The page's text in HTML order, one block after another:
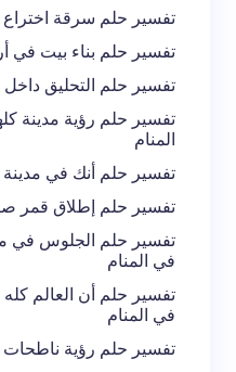
تفسير حلم سرقة
تفسير حلم بناء بيت في
تفسير حلم التحليق داخل
تفسير حلم رؤية مدينة
المنام
تفسير حلم أنك في مدينة
تفسير حلم إطلاق قمر
تفسير حلم الجلوس في
في المنام
تفسير حلم أن العالم
في المنام
تفسير حلم رؤية